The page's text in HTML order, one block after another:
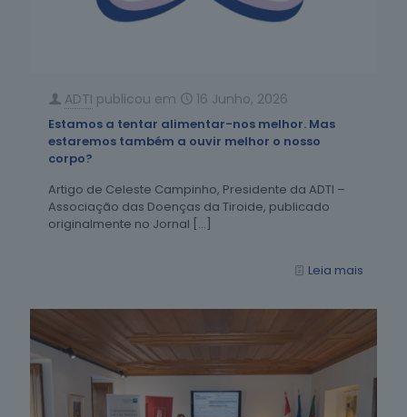
ADTI publicou em 16 Junho, 2026
Estamos a tentar alimentar-nos melhor. Mas
estaremos também a ouvir melhor o nosso
corpo?
Artigo de Celeste Campinho, Presidente da ADTI –
Associação das Doenças da Tiroide, publicado
originalmente no Jornal […]
Leia mais